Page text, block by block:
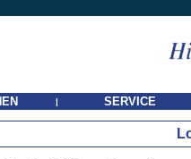
| SERVICE